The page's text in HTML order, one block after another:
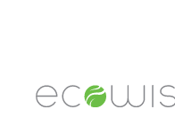
content